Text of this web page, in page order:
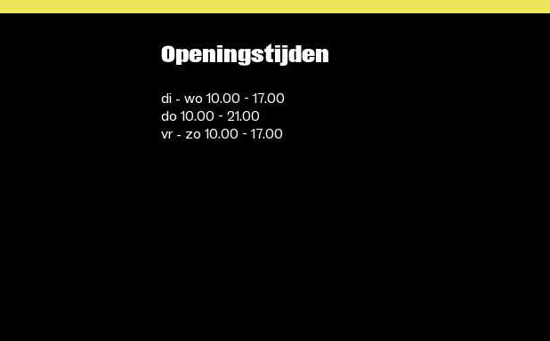
Openingstijden
di - wo 10.00 - 17.00
do 10.00 - 21.00
vr - zo 10.00 - 17.00